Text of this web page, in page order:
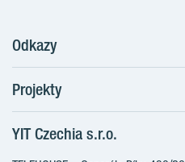
Odkazy
Postup koupě
Klientské změny
Aktuality
Projekty
RANTA Barrandov III
YIT Czechia s.r.o.